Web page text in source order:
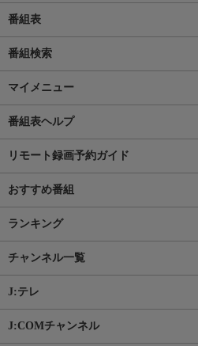
番組表
番組検索
マイメニュー
番組表ヘルプ
リモート録画予約ガイド
おすすめ番組
ランキング
チャンネル一覧
J:テレ
J:COMチャンネル